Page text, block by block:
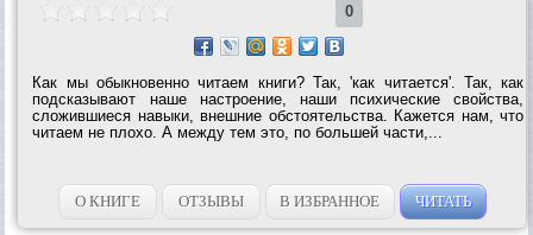
0
Как мы обыкновенно читаем книги? Так, 'как читается'. Так, как
подсказывают наше настроение, наши психические свойства,
сложившиеся навыки, внешние обстоятельства. Кажется нам, что
читаем не плохо. А между тем это, по большей части,...
О КНИГЕ ОТЗЫВЫ В ИЗБРАННОЕ ЧИТАТЬ